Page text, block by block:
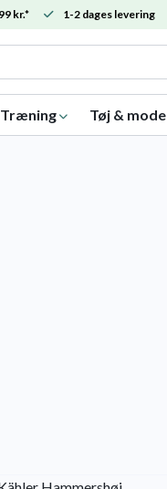
kr.* 1-2 dages levering
Træning Tøj & mode